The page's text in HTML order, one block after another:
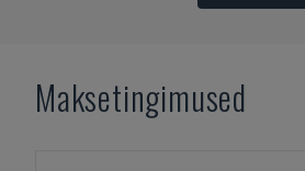
Maksetingimused